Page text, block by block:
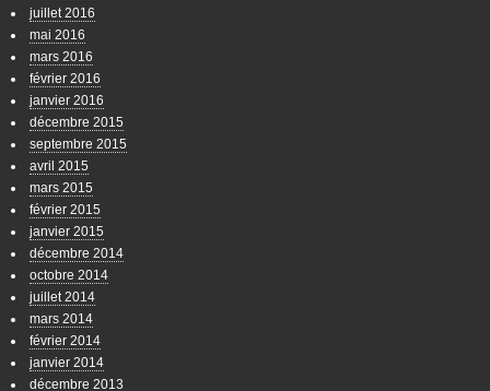
juillet 2016
mai 2016
mars 2016
février 2016
janvier 2016
décembre 2015
septembre 2015
avril 2015
mars 2015
février 2015
janvier 2015
décembre 2014
octobre 2014
juillet 2014
mars 2014
février 2014
janvier 2014
décembre 2013